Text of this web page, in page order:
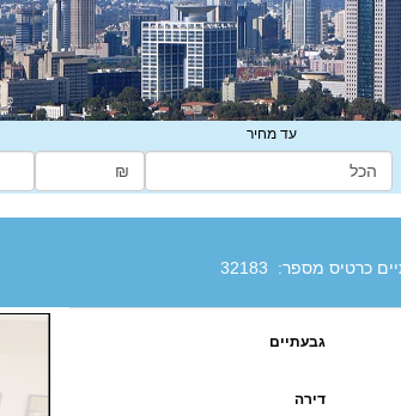
עד מחיר
כרטיס מספר: 32183
גבעתיים
דירה